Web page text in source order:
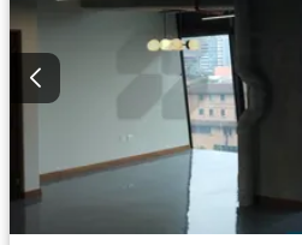
Terraza
Vista panorámica
Completamente amueblado